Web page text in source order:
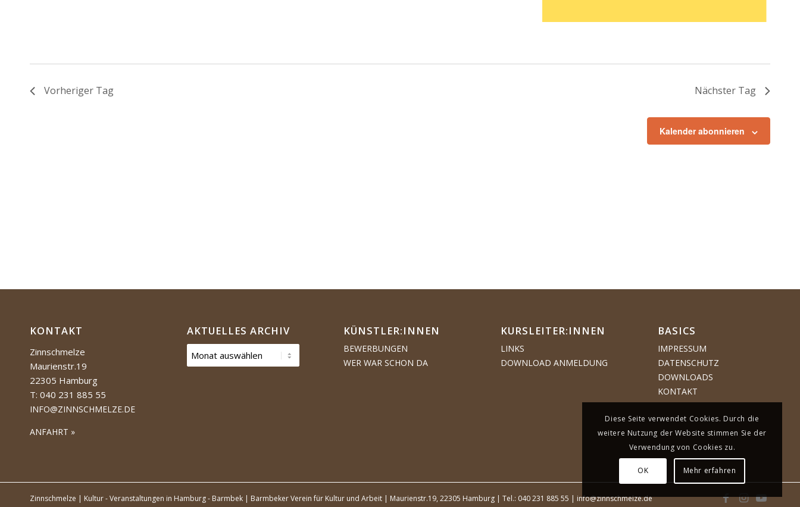
Vorheriger Tag Nächster Tag
Kalender abonnieren
KONTAKT
Zinnschmelze
Maurienstr.19
22305 Hamburg
T: 040 231 885 55
INFO@ZINNSCHMELZE.DE
ANFAHRT »
AKTUELLES ARCHIV KÜNSTLER:­­INNEN
BEWERBUNGEN
WER WAR SCHON DA
KURSLEITER:INNEN
LINKS
DOWNLOAD ANMELDUNG
BASICS
IMPRESSUM
DATENSCHUTZ
DOWNLOADS
KONTAKT
Zinnschmelze | Kultur - Veranstaltungen in Hamburg - Barmbek | Barmbeker Verein für Kultur und Arbeit | Maurienstr.19, 22305 Hamburg | Tel.: 040 231 885 55 | info@zinnschmelze.de
Diese Seite verwendet Cookies. Durch die
weitere Nutzung der Website stimmen Sie der
Verwendung von Cookies zu.
OK Mehr erfahren